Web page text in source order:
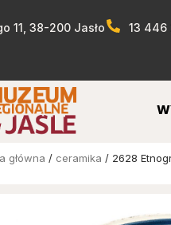
11, 38-200 Jasło 13 446
główna / ceramika / 2628